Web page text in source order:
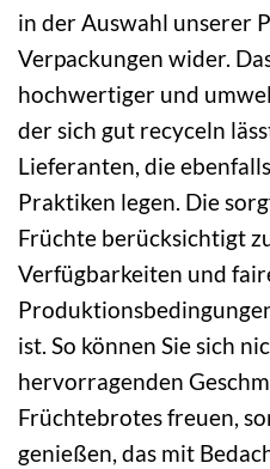
in der Auswahl unserer
Verpackungen wider.
hochwertiger und
der sich gut recyceln
Lieferanten, die
Praktiken legen. Die
Früchte berücksichtigt
Verfügbarkeiten und
ist. So können Sie sich
hervorragenden
Früchtebrotes freuen,
genießen, das mit